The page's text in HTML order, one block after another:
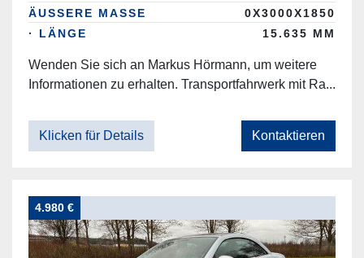
ÄUSSERE MASSE
0X3000X1850
· LÄNGE
15.635 MM
Wenden Sie sich an Markus Hörmann, um weitere
Informationen zu erhalten. Transportfahrwerk mit Ra...
Klicken für Details Kontaktieren
4.980 €